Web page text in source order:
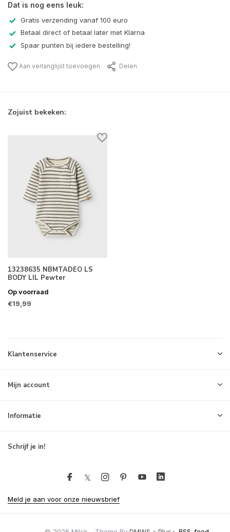
Dat is nog eens leuk:
Gratis verzending vanaf 100 euro
Betaal direct of betaal later met Klarna
Spaar punten bij iedere bestelling!
Aan verlanglijst toevoegen Delen
Zojuist bekeken:
13238635 NBMTADEO LS
BODY LIL Pewter
Op voorraad
€19,99
Klantenservice
Mijn account
Informatie
Schrijf je in!
Meld je aan voor onze nieuwsbrief